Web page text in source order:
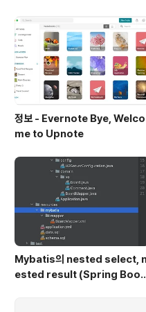
정보 - Evernote Bye, Welco
me to Upnote
Mybatis의 nested select,
ested result (Spring